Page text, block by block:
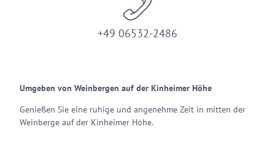
+49 06532-2486
Umgeben von Weinbergen auf der Kinheimer Höhe
Genießen Sie eine ruhige und angenehme Zeit in mitten der
Weinberge auf der Kinheimer Höhe.